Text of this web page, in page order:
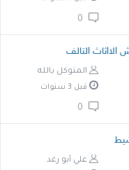
التالف
المتوكل بالله
قبل 3 سنوات
علي أبو رغد